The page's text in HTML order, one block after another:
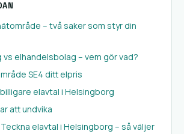
– två saker som styr din
elhandelsbolag – vem gör vad?
SE4 ditt elpris
elavtal i Helsingborg
att undvika
elavtal i Helsingborg – så väljer